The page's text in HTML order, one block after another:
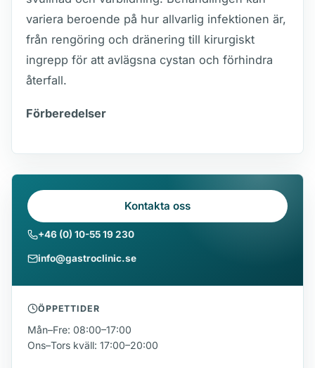
variera beroende på hur allvarlig infektionen är,
från rengöring och dränering till kirurgiskt
ingrepp för att avlägsna cystan och förhindra
återfall.
Förberedelser
Kontakta oss
+46 (0) 10-55 19 230
info@gastroclinic.se
ÖPPETTIDER
Mån–Fre: 08:00–17:00
Ons–Tors kväll: 17:00–20:00